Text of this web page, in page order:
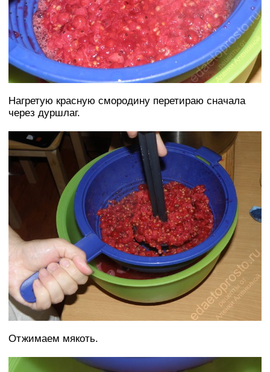
Нагретую красную смородину перетираю сначала
через дуршлаг.
Отжимаем мякоть.